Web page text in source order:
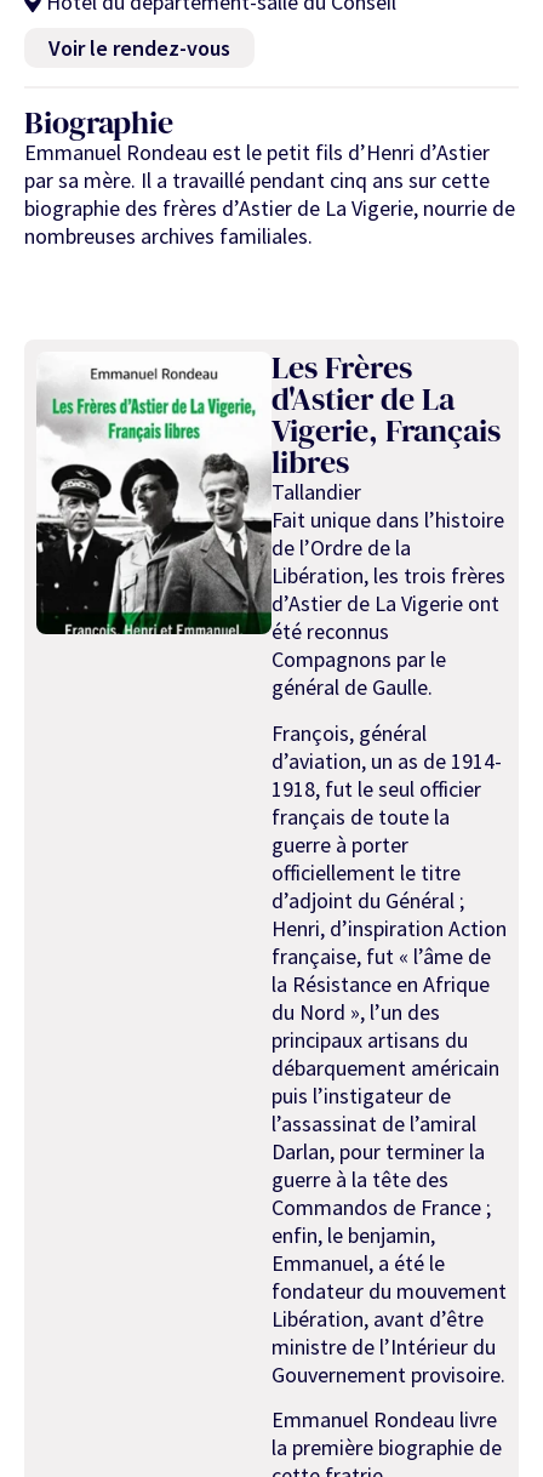
Voir le rendez-vous
Biographie
Emmanuel Rondeau est le petit fils d’Henri d’Astier
par sa mère. Il a travaillé pendant cinq ans sur cette
biographie des frères d’Astier de La Vigerie, nourrie de
nombreuses archives familiales.
Les Frères
d'Astier de La
Vigerie, Français
libres
Tallandier
Fait unique dans l’histoire
de l’Ordre de la
Libération, les trois frères
d’Astier de La Vigerie ont
été reconnus
Compagnons par le
général de Gaulle.
François, général
d’aviation, un as de 1914-
1918, fut le seul officier
français de toute la
guerre à porter
officiellement le titre
d’adjoint du Général ;
Henri, d’inspiration Action
française, fut « l’âme de
la Résistance en Afrique
du Nord », l’un des
principaux artisans du
débarquement américain
puis l’instigateur de
l’assassinat de l’amiral
Darlan, pour terminer la
guerre à la tête des
Commandos de France ;
enfin, le benjamin,
Emmanuel, a été le
fondateur du mouvement
Libération, avant d’être
ministre de l’Intérieur du
Gouvernement provisoire.
Emmanuel Rondeau livre
la première biographie de